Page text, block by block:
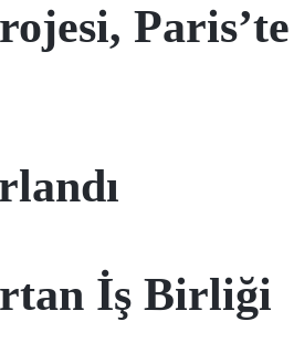
Paris’te
İş Birliği